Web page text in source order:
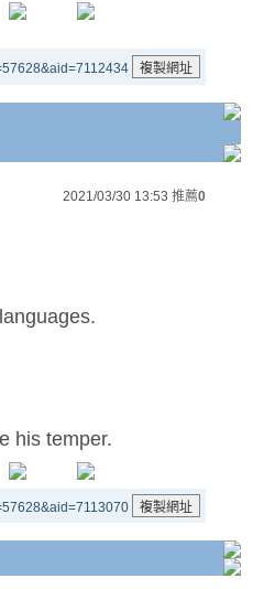
2021/03/30 13:53 推薦0
his temper.